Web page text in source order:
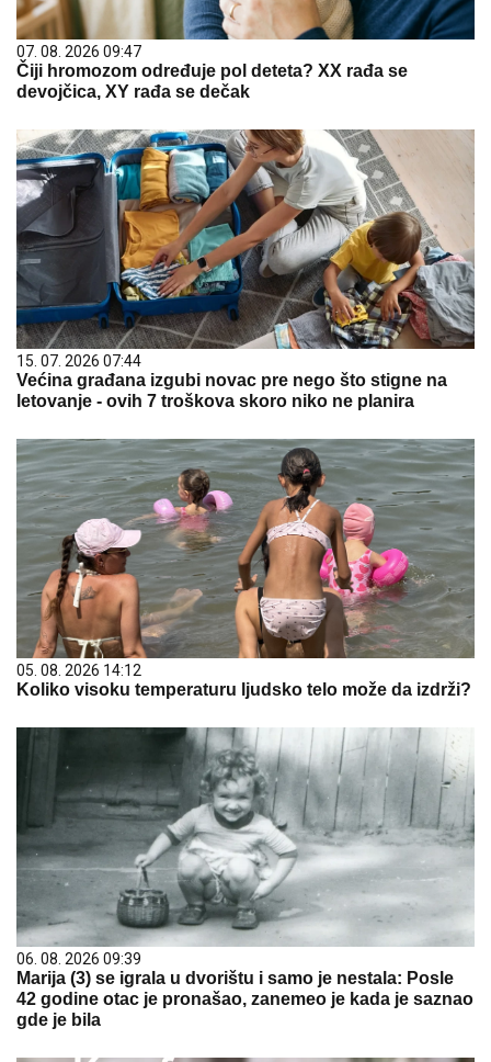
07. 08. 2026 09:47
Čiji hromozom određuje pol deteta? XX rađa se
devojčica, XY rađa se dečak
15. 07. 2026 07:44
Većina građana izgubi novac pre nego što stigne na
letovanje - ovih 7 troškova skoro niko ne planira
05. 08. 2026 14:12
Koliko visoku temperaturu ljudsko telo može da izdrži?
06. 08. 2026 09:39
Marija (3) se igrala u dvorištu i samo je nestala: Posle
42 godine otac je pronašao, zanemeo je kada je saznao
gde je bila